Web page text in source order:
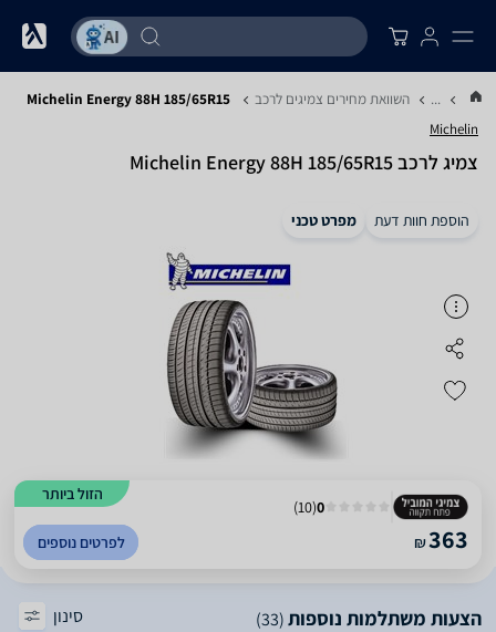
... השוואת מחירים צמיגים לרכב Michelin Energy 88H 185/65R15
Michelin
צמיג לרכב Michelin Energy 88H 185/65R15
הוספת חוות דעת מפרט טכני
הזול ביותר
0
(
10
)
₪363 לפרטים נוספים
הצעות משתלמות נוספות(33) סינון